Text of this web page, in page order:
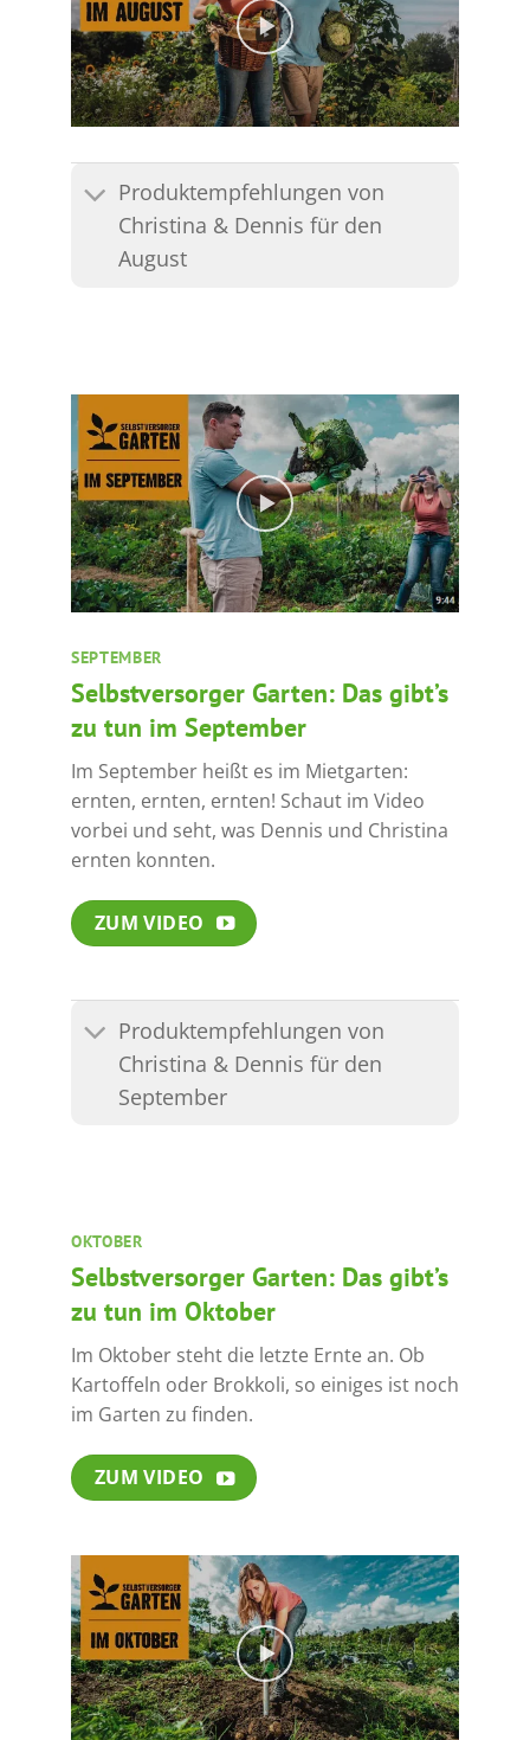
Produktempfehlungen von
Christina & Dennis für den
August
SEPTEMBER
Selbstversorger Garten: Das gibt’s
zu tun im September
Im September heißt es im Mietgarten:
ernten, ernten, ernten! Schaut im Video
vorbei und seht, was Dennis und Christina
ernten konnten.
ZUM VIDEO
Produktempfehlungen von
Christina & Dennis für den
September
OKTOBER
Selbstversorger Garten: Das gibt’s
zu tun im Oktober
Im Oktober steht die letzte Ernte an. Ob
Kartoffeln oder Brokkoli, so einiges ist noch
im Garten zu finden.
ZUM VIDEO